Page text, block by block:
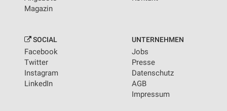
Magazin
SOCIAL
Facebook
Twitter
Instagram
LinkedIn
UNTERNEHMEN
Jobs
Presse
Datenschutz
AGB
Impressum